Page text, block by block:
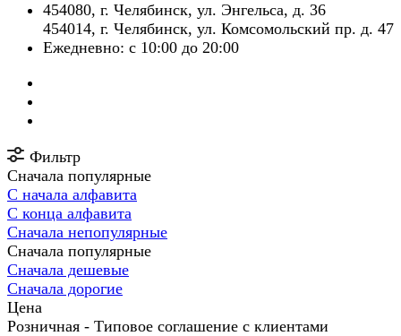
​454080, г. Челябинск, ул. Энгельса, д. 36
454014, г. Челябинск, ул. Комсомольский пр. д. 47
Ежедневно: с 10:00 до 20:00
Фильтр
Сначала популярные
С начала алфавита
С конца алфавита
Сначала непопулярные
Сначала популярные
Сначала дешевые
Сначала дорогие
Цена
Розничная - Типовое соглашение с клиентами